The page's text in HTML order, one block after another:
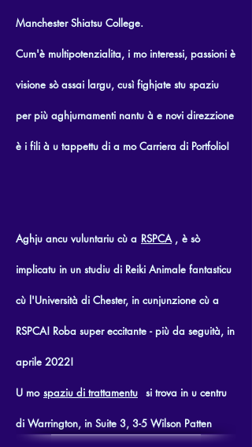
Manchester Shiatsu College.
Cum'è multipotenzialita, i mo interessi, passioni è
visione sò assai largu, cusì fighjate stu spaziu
per più aghjurnamenti nantu à e novi direzzione
è i fili à u tappettu di a mo Carriera di Portfolio!
Aghju ancu vuluntariu cù a RSPCA , è sò
implicatu in un studiu di Reiki Animale fantasticu
cù l'Università di Chester, in cunjunzione cù a
RSPCA! Roba super eccitante - più da seguità, in
aprile 2022!
U mo spaziu di trattamentu si trova in u centru
di Warrington, in Suite 3, 3-5 Wilson Patten